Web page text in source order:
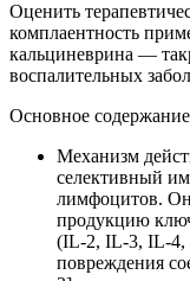
Оценить
комплаентность
кальциневрина —
воспалительных
Основное содержание
Механизм
селективный
лимфоцитов.
продукцию
(IL-2, IL-3, IL-4,
повреждения